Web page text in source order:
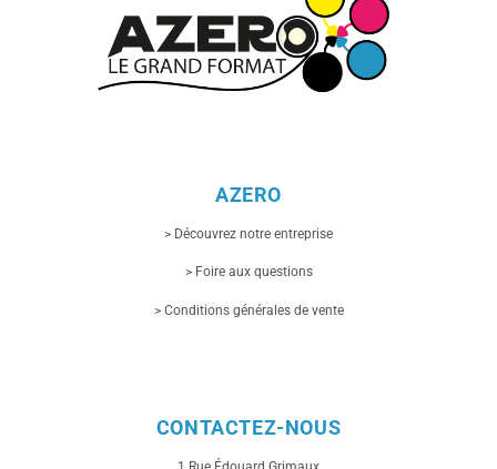
AZERO
> Découvrez notre entreprise
> Foire aux questions
> Conditions générales de vente
CONTACTEZ-NOUS